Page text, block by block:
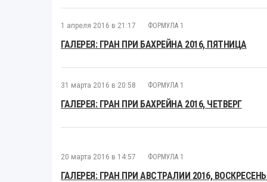
1 апреля 2016 в 21:17 ФОРМУЛА 1
ГАЛЕРЕЯ: ГРАН ПРИ БАХРЕЙНА 2016, ПЯТНИЦА
31 марта 2016 в 20:58 ФОРМУЛА 1
ГАЛЕРЕЯ: ГРАН ПРИ БАХРЕЙНА 2016, ЧЕТВЕРГ
20 марта 2016 в 14:57 ФОРМУЛА 1
ГАЛЕРЕЯ: ГРАН ПРИ АВСТРАЛИИ 2016,